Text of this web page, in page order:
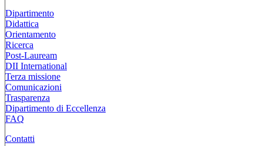
Dipartimento
Didattica
Orientamento
Ricerca
Post-Lauream
DII International
Terza missione
Comunicazioni
Trasparenza
Dipartimento di Eccellenza
FAQ
Contatti